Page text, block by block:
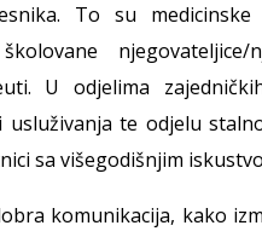
To su
U odjelima
te odjelu
sa višegodišnjim
komunikacija, kako